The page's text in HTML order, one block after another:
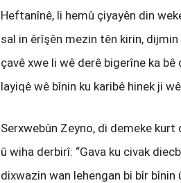
Heftanînê, li hemû çiyayên din
sal in êrîşên mezin tên kirin,
çavê xwe li wê derê bigerîne ka
layiqê wê bînin ku karibê hinek ji
Serxwebûn Zeyno, di demeke
û wiha derbirî: “Gava ku civak
dixwazin wan lehengan bi bîr